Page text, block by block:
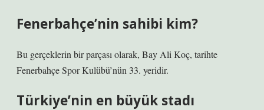
Fenerbahçe’nin sahibi kim?
Bu gerçeklerin bir parçası olarak, Bay Ali Koç, tarihte
Fenerbahçe Spor Kulübü’nün 33. yeridir.
Türkiye’nin en büyük stadı